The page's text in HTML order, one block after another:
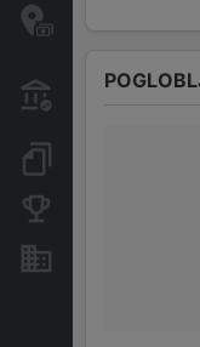
transakcije
Transakcije iz
proračuna